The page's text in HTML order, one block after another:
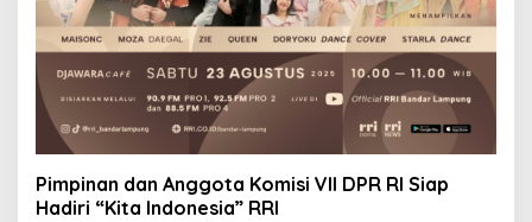
Pimpinan dan Anggota Komisi VII DPR RI Siap
Hadiri “Kita Indonesia” RRI